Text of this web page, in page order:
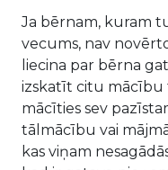
Ja bērnam, kuram
vecums, nav
liecina par bērna
izskatīt citu mācību
mācīties sev
tālmācību vai
kas viņam